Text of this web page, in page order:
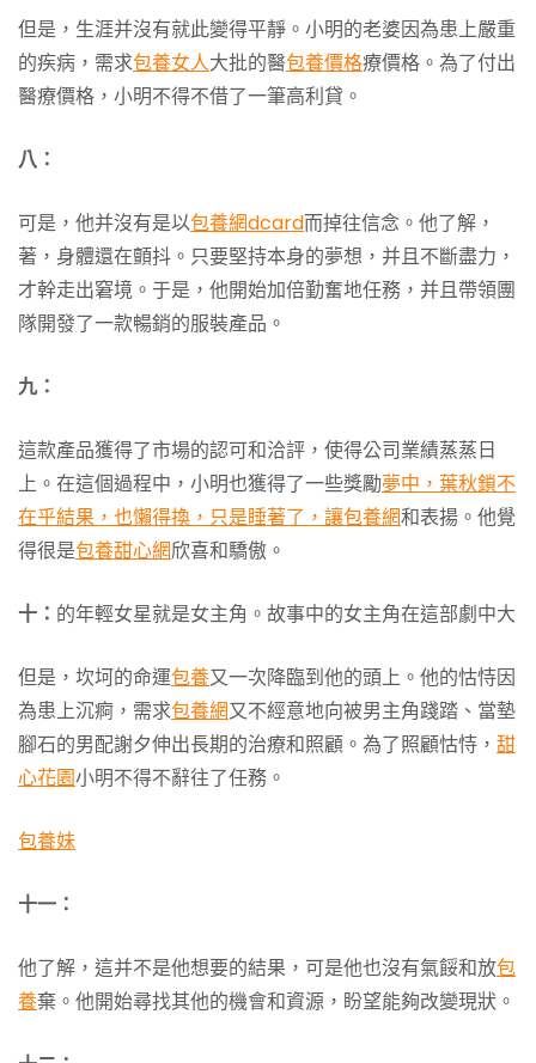
但是，生涯并沒有就此變得平靜。小明的老婆因為患上嚴重
的疾病，需求包養女人大批的醫包養價格療價格。為了付出
醫療價格，小明不得不借了一筆高利貸。
八：
可是，他并沒有是以包養網dcard而掉往信念。他了解，
著，身體還在顫抖。只要堅持本身的夢想，并且不斷盡力，
才幹走出窘境。于是，他開始加倍勤奮地任務，并且帶領團
隊開發了一款暢銷的服裝產品。
九：
這款產品獲得了市場的認可和洽評，使得公司業績蒸蒸日
上。在這個過程中，小明也獲得了一些獎勵夢中，葉秋鎖不
在乎結果，也懶得換，只是睡著了，讓包養網和表揚。他覺
得很是包養甜心網欣喜和驕傲。
十： 的年輕女星就是女主角。故事中的女主角在這部劇中大
但是，坎坷的命運包養又一次降臨到他的頭上。他的怙恃因
為患上沉痾，需求包養網又不經意地向被男主角踐踏、當墊
腳石的男配謝夕伸出長期的治療和照顧。為了照顧怙恃， 甜
心花園小明不得不辭往了任務。
包養妹
十一：
他了解，這并不是他想要的結果，可是他也沒有氣餒和放包
養棄。他開始尋找其他的機會和資源，盼望能夠改變現狀。